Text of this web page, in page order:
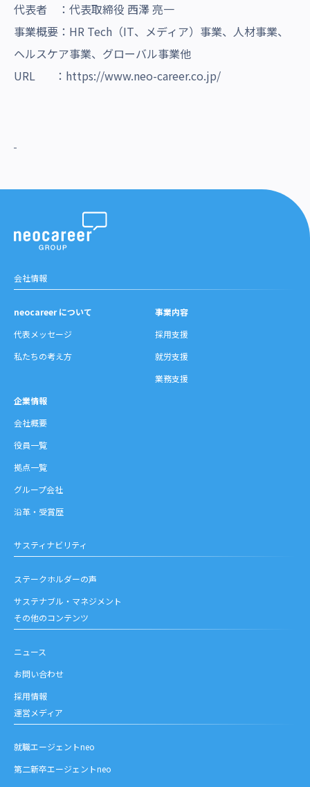
代表者 ：代表取締役 西澤 亮一
事業概要：HR Tech（IT、メディア）事業、人材事業、
ヘルスケア事業、グローバル事業他
URL ： https://www.neo-career.co.jp/
会社情報
neocareer について
代表メッセージ
私たちの考え方
事業内容
採用支援
就労支援
業務支援
企業情報
会社概要
役員一覧
拠点一覧
グループ会社
沿革・受賞歴
サスティナビリティ
ステークホルダーの声
サステナブル・マネジメント
その他のコンテンツ
ニュース
お問い合わせ
採用情報
運営メディア
就職エージェントneo
第二新卒エージェントneo